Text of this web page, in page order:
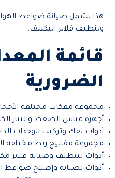
هذا يشمل صيانة ضواغط
وتنظيف فلاتر التكييف.
قائمة
الضرورية
مجموعة مفكات مختلفة
أجهزة قياس الضغط والتيار
أدوات لفك وتركيب الوحدات
مجموعة مفاتيح ربط مختلفة
أدوات لتنظيف وصيانة فلاتر
أدوات لصيانة وإصلاح ضواغط